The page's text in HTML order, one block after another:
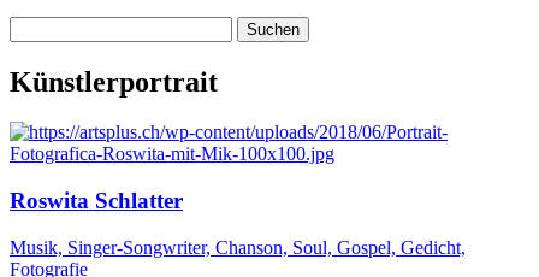
nach:
Künstlerportrait
Roswita Schlatter
Musik, Singer-Songwriter, Chanson, Soul, Gospel, Gedicht,
Fotografie